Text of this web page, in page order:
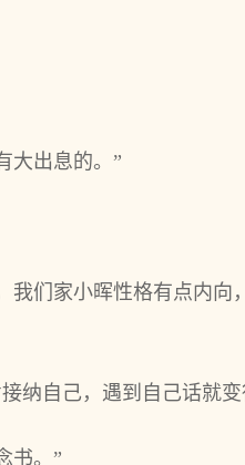
大出息的。”
我们家小晖性格有点内向
纳自己，遇到自己话就变
书。”